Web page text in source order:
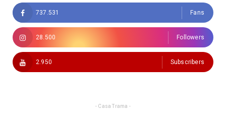
737.531 Fans
28.500 Followers
2.950 Subscribers
- Casa Trama -